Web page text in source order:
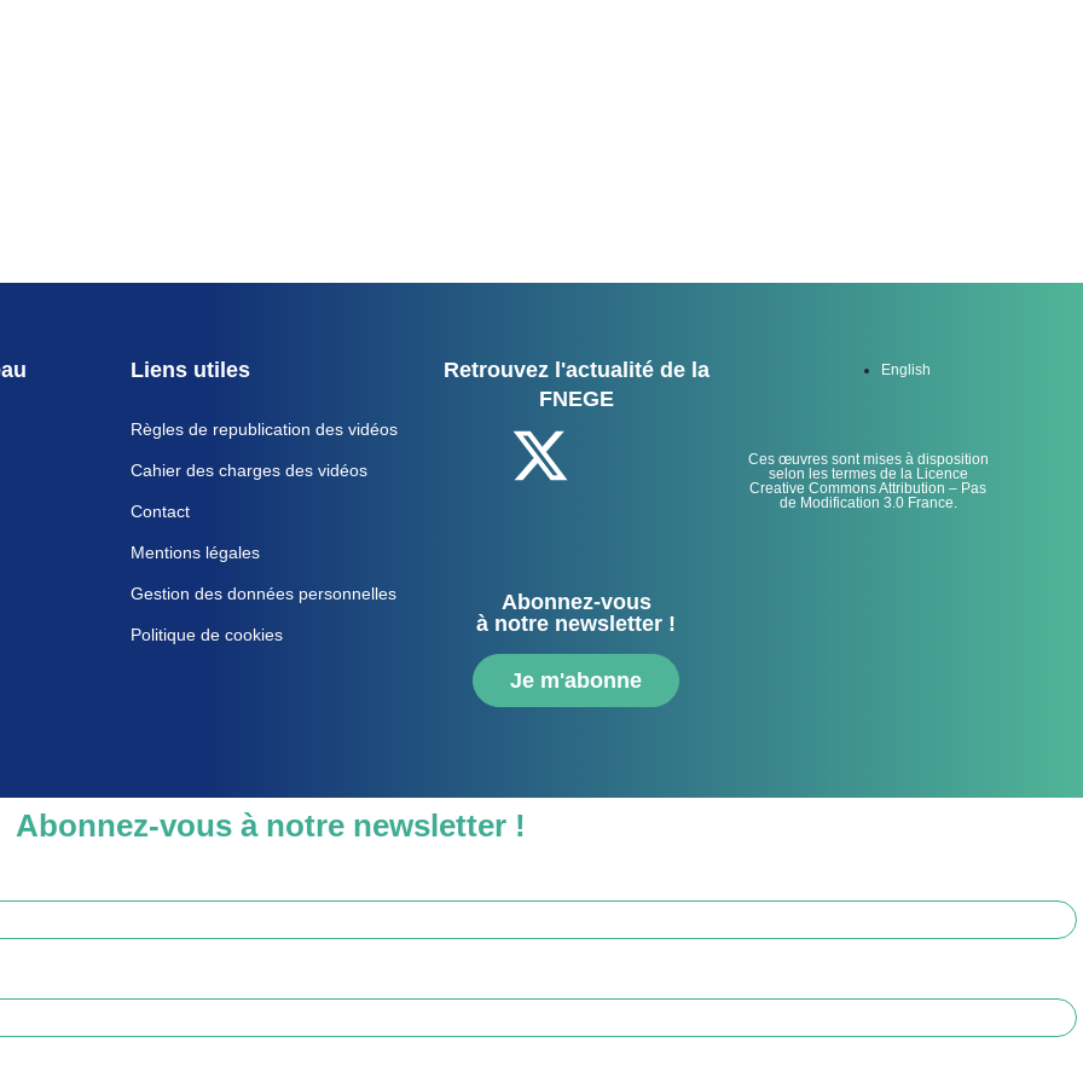
Liens utiles
Règles de republication des vidéos
Cahier des charges des vidéos
Contact
Mentions légales
Gestion des données personnelles
Politique de cookies
Retrouvez l'actualité de la
FNEGE
Abonnez-vous
à notre newsletter !
Je m'abonne
English
Ces œuvres sont mises à disposition
selon les termes de la Licence
Creative Commons Attribution – Pas
de Modification 3.0 France.
Abonnez-vous à notre newsletter !